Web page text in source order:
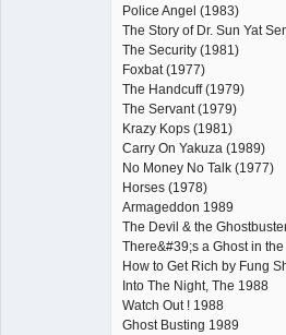
Police Angel (1983)
The Story of Dr. Sun Yat
The Security (1981)
Foxbat (1977)
The Handcuff (1979)
The Servant (1979)
Krazy Kops (1981)
Carry On Yakuza (1989)
No Money No Talk (1977)
Horses (1978)
Armageddon 1989
The Devil & the
There&#39;s a Ghost in
How to Get Rich by Fung
Into The Night, The 1988
Watch Out ! 1988
Ghost Busting 1989